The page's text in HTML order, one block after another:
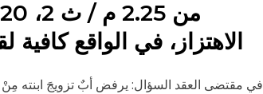
الاهتزاز، في الواقع
في مقتضى العقد السؤال: يرفض أبٌ تزويجَ ابنته